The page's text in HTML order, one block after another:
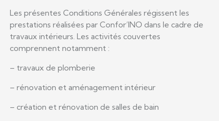
Les présentes Conditions Générales régissent les
prestations réalisées par Confor’INO dans le cadre de
travaux intérieurs. Les activités couvertes
comprennent notamment :
– travaux de plomberie
– rénovation et aménagement intérieur
– création et rénovation de salles de bain